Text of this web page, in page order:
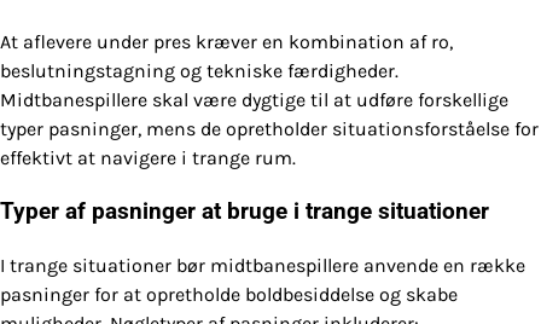
At aflevere under pres kræver en kombination af ro,
beslutningstagning og tekniske færdigheder.
Midtbanespillere skal være dygtige til at udføre forskellige
typer pasninger, mens de opretholder situationsforståelse for
effektivt at navigere i trange rum.
Typer af pasninger at bruge i trange situationer
I trange situationer bør midtbanespillere anvende en række
pasninger for at opretholde boldbesiddelse og skabe